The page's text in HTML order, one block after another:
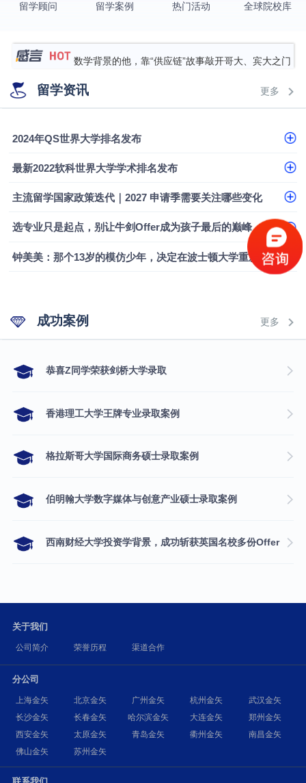
留学顾问 留学案例 热门活动 全球院校库
西南财经大学投资学背景，成功斩获英国名校多份
硕士录取
数学背景的他，靠“供应链”故事敲开哥大、宾大之门
专科逆袭伦敦大学学院UCL录取案例解析
香港浸会大学伦理与公共事务硕士录取
从上海财大2+2到谢菲尔德：低均分逆袭QS百强金
留学资讯 更多
2024年QS世界大学排名发布
最新2022软科世界大学学术排名发布
主流留学国家政策迭代｜2027 申请季需要关注哪些变化
选专业只是起点，别让牛剑Offer成为孩子最后的巅峰
钟美美：那个13岁的模仿少年，决定在波士顿大学重新定义自己
成功案例 更多
​恭喜Z同学荣获剑桥大学录取
香港理工大学王牌专业录取案例
格拉斯哥大学国际商务硕士录取案例
伯明翰大学数字媒体与创意产业硕士录取案例
西南财经大学投资学背景，成功斩获英国名校多份Offer
关于我们
公司简介 荣誉历程 渠道合作
分公司
上海金矢 北京金矢 广州金矢 杭州金矢
武汉金矢
长沙金矢
长春金矢 哈尔滨金矢 大连金矢
郑州金矢
西安金矢
太原金矢 青岛金矢 衢州金矢
南昌金矢
佛山金矢
苏州金矢